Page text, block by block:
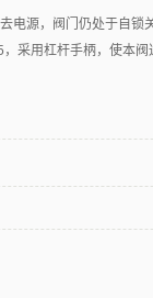
源，阀门仍处于自锁
用杠杆手柄，使本阀